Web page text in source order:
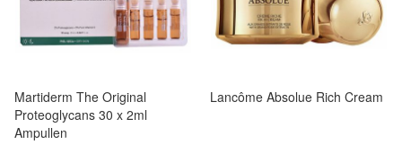
Martiderm The Original
Proteoglycans 30 x 2ml
Ampullen
Lancôme Absolue Rich Cream